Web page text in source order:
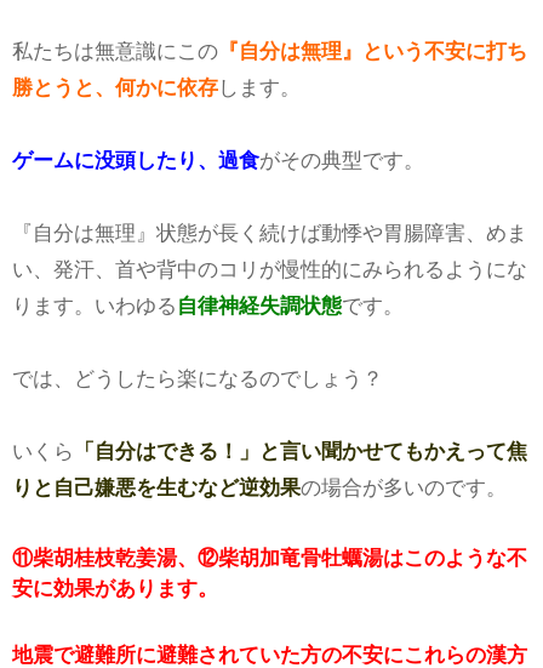
私たちは無意識にこの 『自分は無理』という不安に打ち
勝とうと、何かに依存します。
ゲームに没頭したり、過食がその典型です。
『自分は無理』状態が長く続けば動悸や胃腸障害、めま
い、発汗、首や背中のコリが慢性的にみられるようにな
ります。いわゆる 自律神経失調状態です。
では、どうしたら楽になるのでしょう？
いくら
「自分はできる！」と言い聞かせてもかえって焦
りと自己嫌悪を生むなど逆効果の場合が多いのです。
⑪柴胡桂枝乾姜湯、⑫柴胡加竜骨牡蠣湯はこのような不
安に効果があります。
地震で避難所に避難されていた方の不安にこれらの漢方